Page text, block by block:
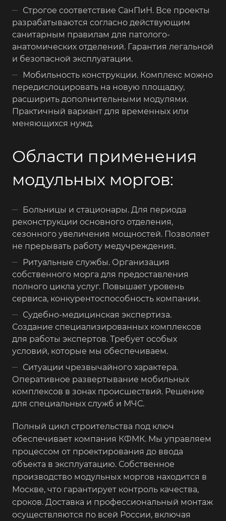
Строгое соответствие СанПиН. Все проекты
разрабатываются согласно действующим
санитарным правилам для патолого-
анатомических отделений. Гарантия легальной
и безопасной эксплуатации.
Мобильность конструкции. Комплекс можно
передислоцировать на новую площадку,
расширить дополнительными модулями.
Практичный вариант для временных или
меняющихся нужд.
Области применения
модульных моргов:
Больницы и стационары. Для периода
реконструкции основного отделения,
сезонного увеличения мощностей. Позволяет
не прерывать работу медучреждения.
Ритуальные службы. Организация
собственного морга для предоставления
полного цикла услуг. Повышает уровень
сервиса, конкурентоспособность компании.
Судебно-медицинская экспертиза.
Создание специализированных комплексов
для работы экспертов. Требует особых
условий, которые мы обеспечиваем.
Ситуации чрезвычайного характера.
Оперативное развертывание мобильных
комплексов в зонах происшествий. Решение
для специальных служб и МЧС.
Полный цикл строительства под ключ
обеспечивает компания КФМК. Мы управляем
процессом от проектирования до ввода
объекта в эксплуатацию. Собственное
производство модульных моргов находится в
Москве, что гарантирует контроль качества,
сроков. Доставка и профессиональный монтаж
осуществляются по всей России, включая